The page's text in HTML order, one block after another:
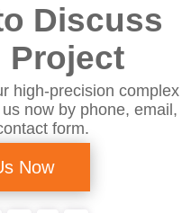
Discuss
Project
high-precision complex
now by phone, email,
form.
Now